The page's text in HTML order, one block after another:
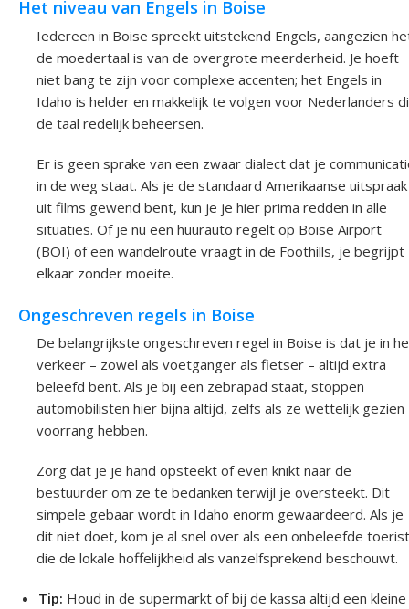
Het niveau van Engels in Boise
Iedereen in Boise spreekt uitstekend Engels, aangezien
de moedertaal is van de overgrote meerderheid. Je hoeft
niet bang te zijn voor complexe accenten; het Engels in
Idaho is helder en makkelijk te volgen voor Nederlanders
de taal redelijk beheersen.
Er is geen sprake van een zwaar dialect dat je
in de weg staat. Als je de standaard Amerikaanse uitspraak
uit films gewend bent, kun je je hier prima redden in alle
situaties. Of je nu een huurauto regelt op Boise Airport
(BOI) of een wandelroute vraagt in de Foothills, je begrijpt
elkaar zonder moeite.
Ongeschreven regels in Boise
De belangrijkste ongeschreven regel in Boise is dat je in
verkeer – zowel als voetganger als fietser – altijd extra
beleefd bent. Als je bij een zebrapad staat, stoppen
automobilisten hier bijna altijd, zelfs als ze wettelijk gezien
voorrang hebben.
Zorg dat je je hand opsteekt of even knikt naar de
bestuurder om ze te bedanken terwijl je oversteekt. Dit
simpele gebaar wordt in Idaho enorm gewaardeerd. Als je
dit niet doet, kom je al snel over als een onbeleefde toerist
die de lokale hoffelijkheid als vanzelfsprekend beschouwt.
Tip: Houd in de supermarkt of bij de kassa altijd een kleine